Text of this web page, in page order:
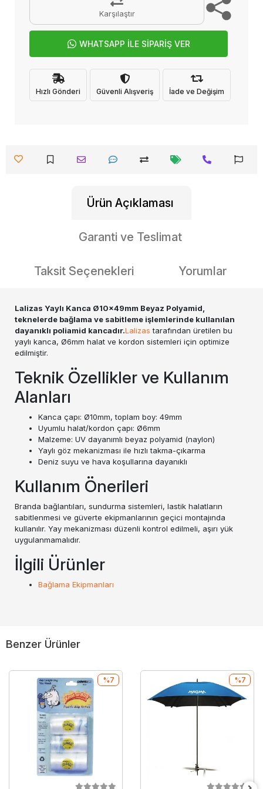
Karşılaştır
WHATSAPP İLE SİPARİŞ VER
Hızlı Gönderi Güvenli Alışveriş İade ve Değişim
Ürün Açıklaması
Garanti ve Teslimat
Taksit Seçenekleri Yorumlar
Lalizas Yaylı Kanca Ø10x49mm Beyaz Polyamid,
teknelerde bağlama ve sabitleme işlemlerinde kullanılan
dayanıklı poliamid kancadır.Lalizas tarafından üretilen bu
yaylı kanca, Ø6mm halat ve kordon sistemleri için optimize
edilmiştir.
Teknik Özellikler ve Kullanım
Alanları
Kanca çapı: Ø10mm, toplam boy: 49mm
Uyumlu halat/kordon çapı: Ø6mm
Malzeme: UV dayanımlı beyaz polyamid (naylon)
Yaylı göz mekanizması ile hızlı takma-çıkarma
Deniz suyu ve hava koşullarına dayanıklı
Kullanım Önerileri
Branda bağlantıları, sundurma sistemleri, lastik halatların
sabitlenmesi ve güverte ekipmanlarının geçici montajında
kullanılır. Yay mekanizması düzenli kontrol edilmeli, aşırı yük
uygulanmamalıdır.
İlgili Ürünler
Bağlama Ekipmanları
Benzer Ürünler
%7 %7